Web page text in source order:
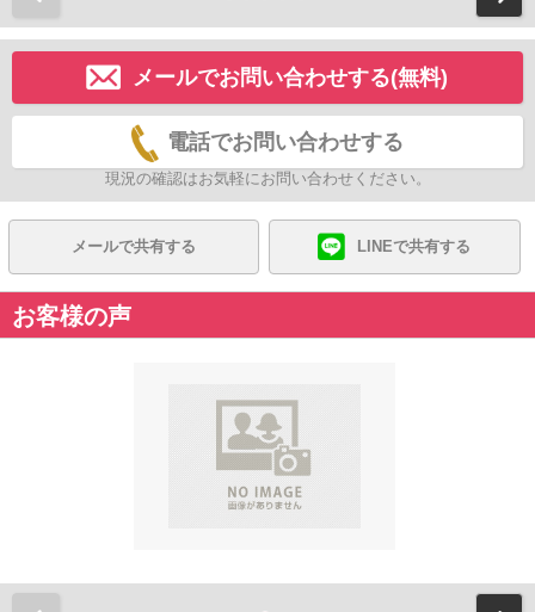
メールでお問い合わせする(無料)
電話でお問い合わせする
現況の確認はお気軽にお問い合わせください。
メールで共有する LINEで共有する
お客様の声